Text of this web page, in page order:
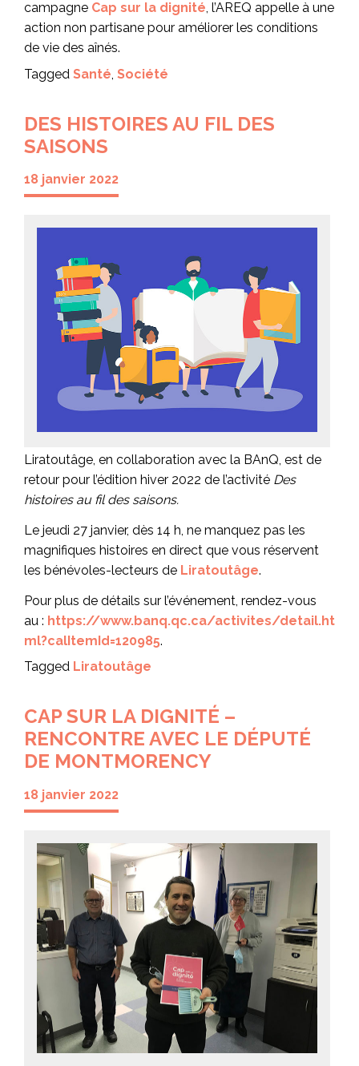
campagne Cap sur la dignité, l’AREQ appelle à une
action non partisane pour améliorer les conditions
de vie des aînés.
Tagged Santé Société
DES HISTOIRES AU FIL DES
SAISONS
18 janvier 2022
Liratoutâge, en collaboration avec la BAnQ, est de
retour pour l’édition hiver 2022 de l’activité Des
histoires au fil des saisons.
Le jeudi 27 janvier, dès 14 h, ne manquez pas les
magnifiques histoires en direct que vous réservent
les bénévoles-lecteurs de Liratoutâge.
Pour plus de détails sur l’événement, rendez-vous
au : https://www.banq.qc.ca/activites/detail.ht
ml?calItemId=120985.
Tagged Liratoutâge
CAP SUR LA DIGNITÉ –
RENCONTRE AVEC LE DÉPUTÉ
DE MONTMORENCY
18 janvier 2022